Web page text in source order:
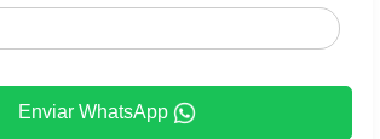
Enviar WhatsApp